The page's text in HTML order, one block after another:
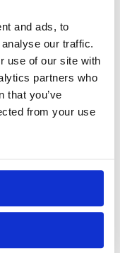
and ads, to
our traffic.
use of our site with
partners who
that you’ve
from your use